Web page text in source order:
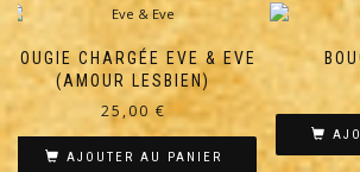
BOUGIE CHARGÉE EVE & EVE
(AMOUR LESBIEN)
25,00 €
AJOUTER AU PANIER